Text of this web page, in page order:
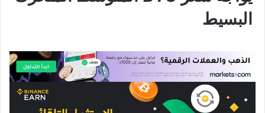
البسيط